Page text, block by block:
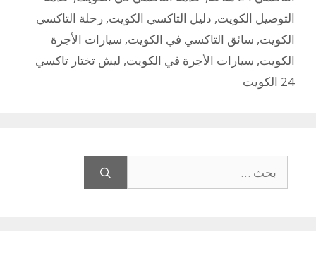
التوصيل الكويت, دليل التاكسي الكويت, رحلة التاكسي
الكويت, سائق التاكسي في الكويت, سيارات الأجرة
الكويت, سيارات الأجرة في الكويت, ليش تختار تاكسي
24 الكويت
عن: